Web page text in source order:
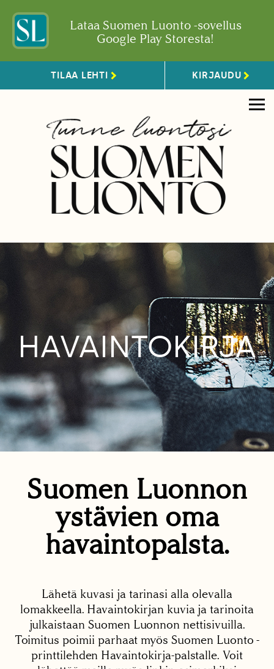
Lataa Suomen Luonto -sovellus
Google Play Storesta!
TILAA LEHTI KIRJAUDU
HAVAINTOKIRJA
Suomen Luonnon
ystävien oma
havaintopalsta.
Lähetä kuvasi ja tarinasi alla olevalla
lomakkeella. Havaintokirjan kuvia ja tarinoita
julkaistaan Suomen Luonnon nettisivuilla.
Toimitus poimii parhaat myös Suomen Luonto -
printtilehden Havaintokirja-palstalle. Voit